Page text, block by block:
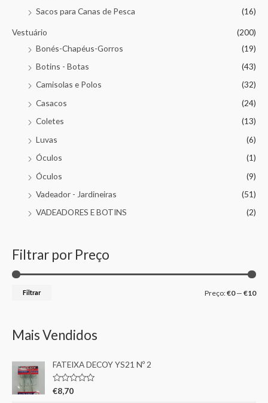
Sacos para Canas de Pesca
(16)
Vestuário
(200)
Bonés-Chapéus-Gorros
(19)
Botins - Botas
(43)
Camisolas e Polos
(32)
Casacos
(24)
Coletes
(13)
Luvas
(6)
Óculos
(1)
Óculos
(9)
Vadeador - Jardineiras
(51)
VADEADORES E BOTINS
(2)
Filtrar por Preço
Filtrar Preço:€0— €10
Mais Vendidos
FATEIXA DECOY YS21 Nº 2
A
€8,70